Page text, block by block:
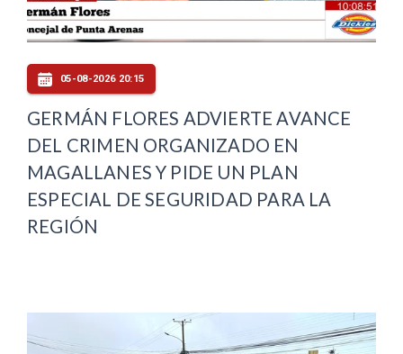
05-08-2026 20:15
GERMÁN FLORES ADVIERTE AVANCE
DEL CRIMEN ORGANIZADO EN
MAGALLANES Y PIDE UN PLAN
ESPECIAL DE SEGURIDAD PARA LA
REGIÓN